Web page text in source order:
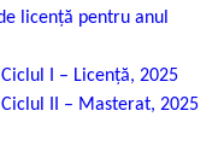
licență pentru anul
I – Licență, 2025
II – Masterat, 2025